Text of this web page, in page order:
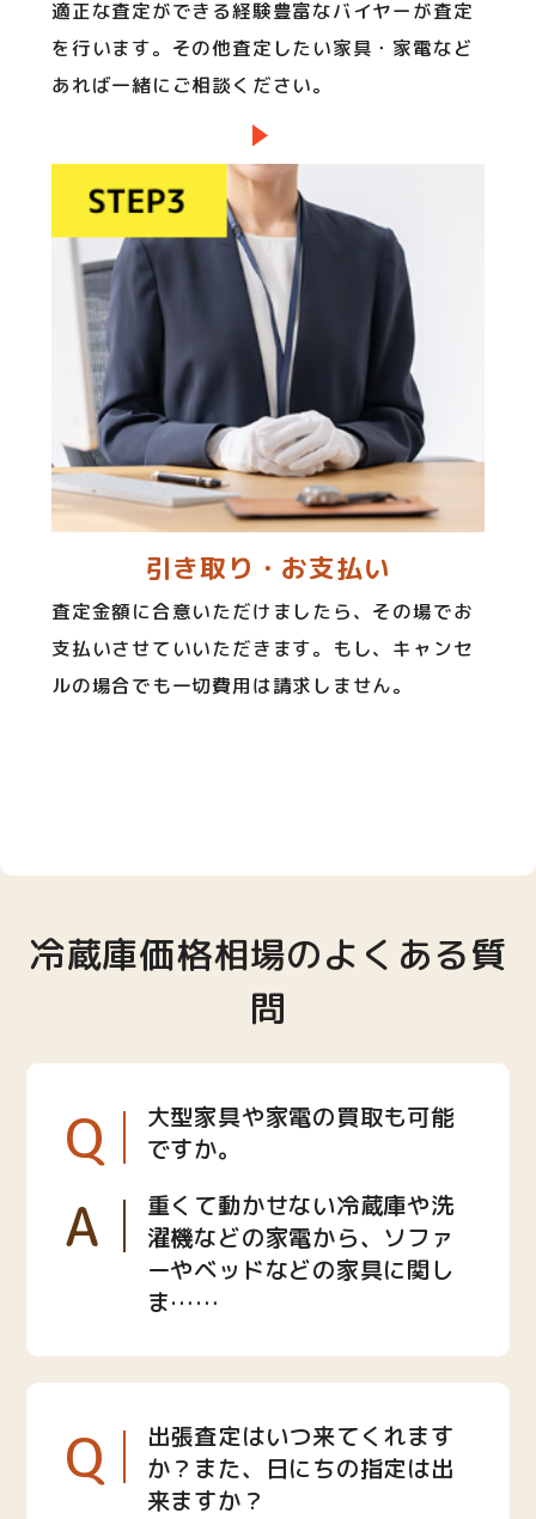
適正な査定ができる経験豊富なバイヤーが査定
を行います。その他査定したい家具・家電など
あれば一緒にご相談ください。
引き取り・お支払い
査定金額に合意いただけましたら、その場でお
支払いさせていいただきます。もし、キャンセ
ルの場合でも一切費用は請求しません。
冷蔵庫価格相場のよくある質
問
Q
大型家具や家電の買取も可能
ですか。
A
重くて動かせない冷蔵庫や洗
濯機などの家電から、ソファ
ーやベッドなどの家具に関し
ま……
Q
出張査定はいつ来てくれます
か？また、日にちの指定は出
来ますか？